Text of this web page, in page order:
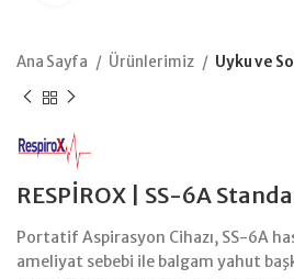
Ana Sayfa Ürünlerimiz Uyku ve
RESPİROX | SS-6A
Portatif Aspirasyon Cihazı, SS-6A
ameliyat sebebi ile balgam yahut